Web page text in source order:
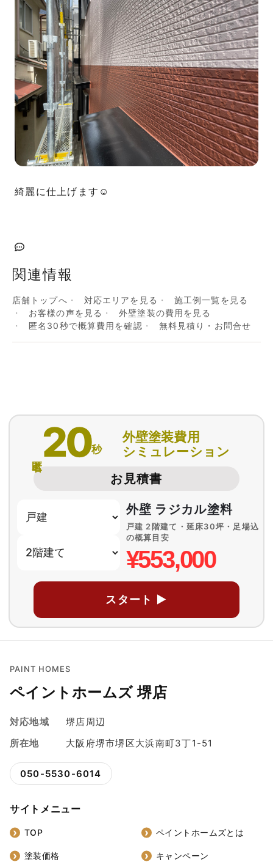
綺麗に仕上げます☺︎
関連情報
店舗トップへ 対応エリアを見る
施工例一覧を見る
お客様の声を見る
外壁塗装の費用を見る
匿名30秒で概算費用を確認
無料見積り・お問合せ
20秒
外壁塗装費用
シミュレーション
お見積書
外壁 ラジカル塗料
戸建 2階建て・延床30坪・足場込
の概算目安
¥553,000
スタート ▶
PAINT HOMES
ペイントホームズ 堺店
対応地域
堺店周辺
所在地
大阪府堺市堺区大浜南町3丁1-51
050-5530-6014
サイトメニュー
TOP ペイントホームズとは
塗装価格 キャンペーン